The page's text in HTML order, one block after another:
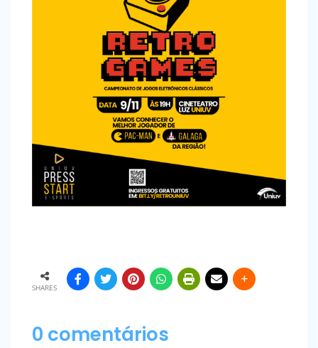
SHARES
0 comentários